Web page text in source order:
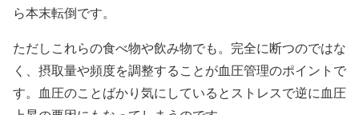
ら本末転倒です。
ただしこれらの食べ物や飲み物でも。完全に断つのではな
く、摂取量や頻度を調整することが血圧管理のポイントで
す。血圧のことばかり気にしているとストレスで逆に血圧